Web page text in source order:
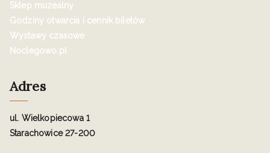
Sklep muzealny
Godziny otwarcia i cennik biletów
Wystawy czasowe
Noclegowo.pl
Adres
ul. Wielkopiecowa 1
Starachowice 27-200